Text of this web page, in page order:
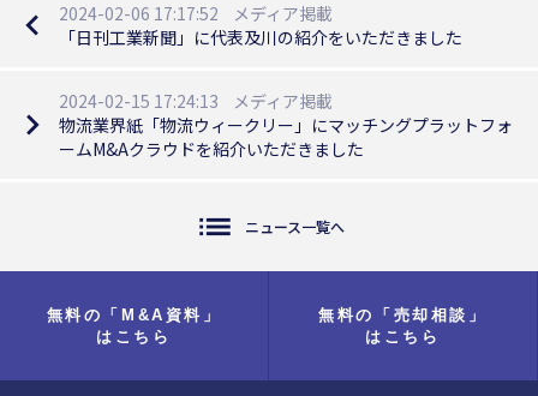
navigate_before 2024-02-06 17:17:52
メディア掲載
「日刊工業新聞」に代表及川の紹介をいただきました
list ニュース一覧へ
navigate_next
2024-02-15 17:24:13
メディア掲載
物流業界紙「物流ウィークリー」にマッチングプラットフォ
ームM&Aクラウドを紹介いただきました
無料の「M&A資料」
はこちら
無料の「売却相談」
はこちら